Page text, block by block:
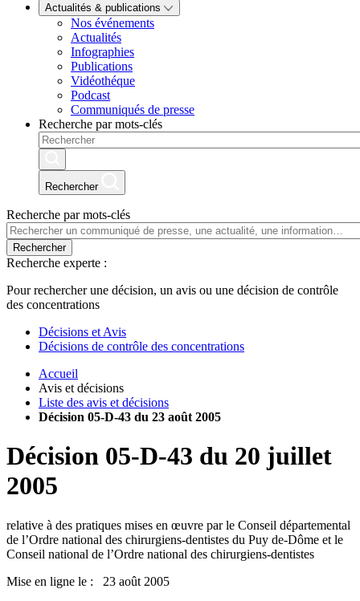
Actualités & publications
Nos événements
Actualités
Infographies
Publications
Vidéothéque
Podcast
Communiqués de presse
Recherche par mots-clés
Rechercher
Recherche par mots-clés
Rechercher
Recherche experte :
Pour rechercher une décision, un avis ou une décision de contrôle
des concentrations
Décisions et Avis
Décisions de contrôle des concentrations
Accueil
Avis et décisions
Liste des avis et décisions
Décision 05-D-43 du 23 août 2005
Décision 05-D-43 du 20 juillet
2005
relative à des pratiques mises en œuvre par le Conseil départemental
de l’Ordre national des chirurgiens-dentistes du Puy de-Dôme et le
Conseil national de l’Ordre national des chirurgiens-dentistes
Mise en ligne le : 23 août 2005